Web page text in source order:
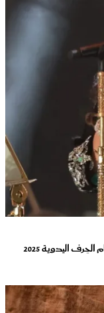
شاهدوا ماذا قالت أحلام بعد ختام عام الحِرف اليدوية 2025